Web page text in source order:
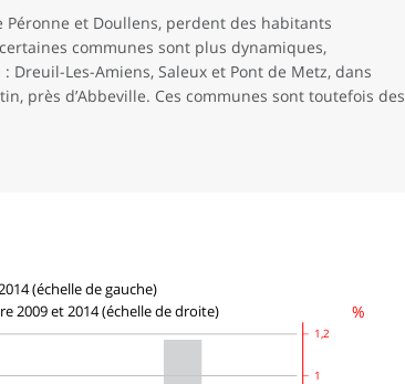
Péronne et Doullens, perdent des habitants
communes sont plus dynamiques,
Les-Amiens, Saleux et Pont de Metz, dans
près d’Abbeville. Ces communes sont toutefois des
1
1,2
%
(échelle de gauche)
2009 et 2014 (échelle de droite)